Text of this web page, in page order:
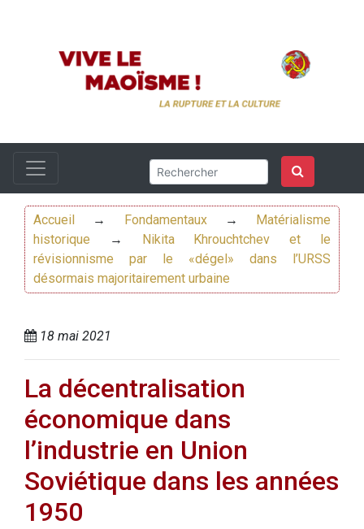
Accueil → Fondamentaux→
Matérialisme
historique →
Nikita Khrouchtchev et le
révisionnisme par le «dégel» dans l’URSS
désormais majoritairement urbaine
18 mai 2021
La décentralisation
économique dans
l’industrie en Union
Soviétique dans les années
1950